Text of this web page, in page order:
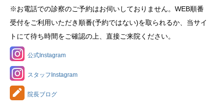
※お電話での診察のご予約はお伺いしておりません。WEB順番
受付をご利用いただき順番(予約ではない)を取られるか、当サイ
トにて待ち時間をご確認の上、直接ご来院ください。
公式Instagram
スタッフInstagram
院長ブログ